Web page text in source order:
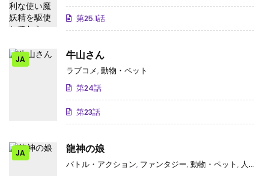
第25.1話
JA 牛山さん
ラブコメ, 動物・ペット
第24話
第23話
JA 龍神の娘
バトル・アクション, ファンタジー, 動物・ペット, 人間ドラマ